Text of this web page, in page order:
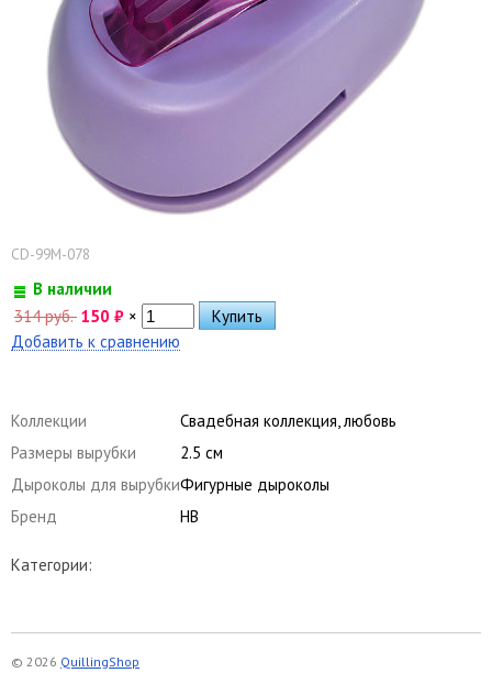
CD-99M-078
В наличии
314 руб. 150 ₽ ×
Добавить к сравнению
Коллекции
Свадебная коллекция, любовь
Размеры вырубки
2.5 см
Дыроколы для вырубкиФигурные дыроколы
Бренд
HB
Категории:
© 2026 QuillingShop